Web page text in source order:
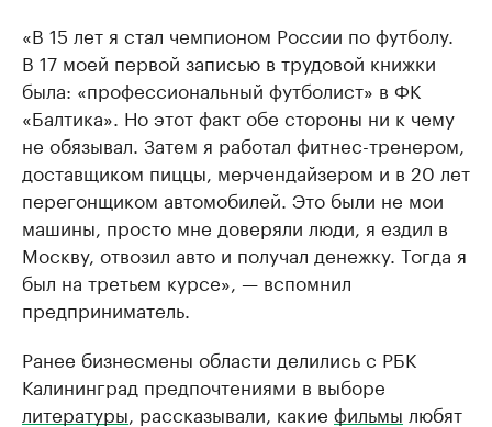
«В 15 лет я стал чемпионом России по футболу.
В 17 моей первой записью в трудовой книжки
была: «профессиональный футболист» в ФК
«Балтика». Но этот факт обе стороны ни к чему
не обязывал. Затем я работал фитнес-тренером,
доставщиком пиццы, мерчендайзером и в 20 лет
перегонщиком автомобилей. Это были не мои
машины, просто мне доверяли люди, я ездил в
Москву, отвозил авто и получал денежку. Тогда я
был на третьем курсе», — вспомнил
предприниматель.
Ранее бизнесмены области делились с РБК
Калининград предпочтениями в выборе
литературы , рассказывали, какие фильмы любят